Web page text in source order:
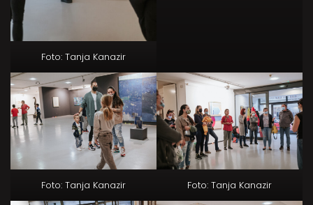
Foto: Tanja Kanazir
Foto: Tanja Kanazir Foto: Tanja Kanazir